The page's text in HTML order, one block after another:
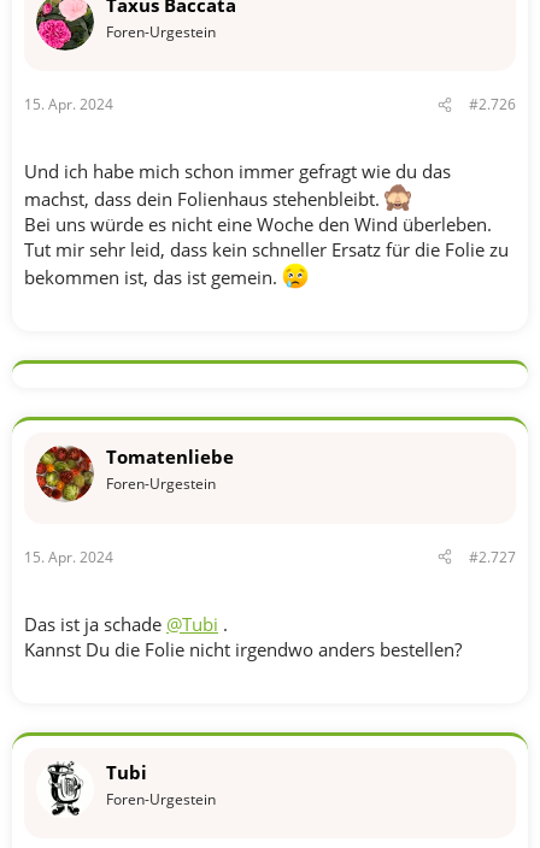
o
:
Foren-Urgestein
15. Apr. 2024 #2.726
Und ich habe mich schon immer gefragt wie du das
machst, dass dein Folienhaus stehenbleibt.
Bei uns würde es nicht eine Woche den Wind überleben.
Tut mir sehr leid, dass kein schneller Ersatz für die Folie zu
bekommen ist, das ist gemein.
Tomatenliebe
Foren-Urgestein
15. Apr. 2024 #2.727
Das ist ja schade @Tubi .
Kannst Du die Folie nicht irgendwo anders bestellen?
Tubi
Foren-Urgestein